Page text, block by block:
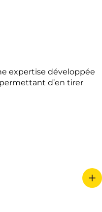
expertise développée
permettant d’en tirer